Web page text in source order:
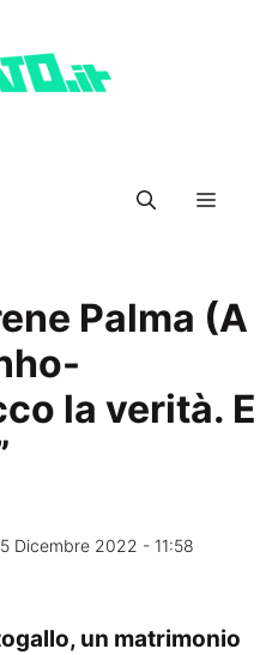
Menu
Palma (A
la verità. E
Dicembre 2022 - 11:58
un matrimonio